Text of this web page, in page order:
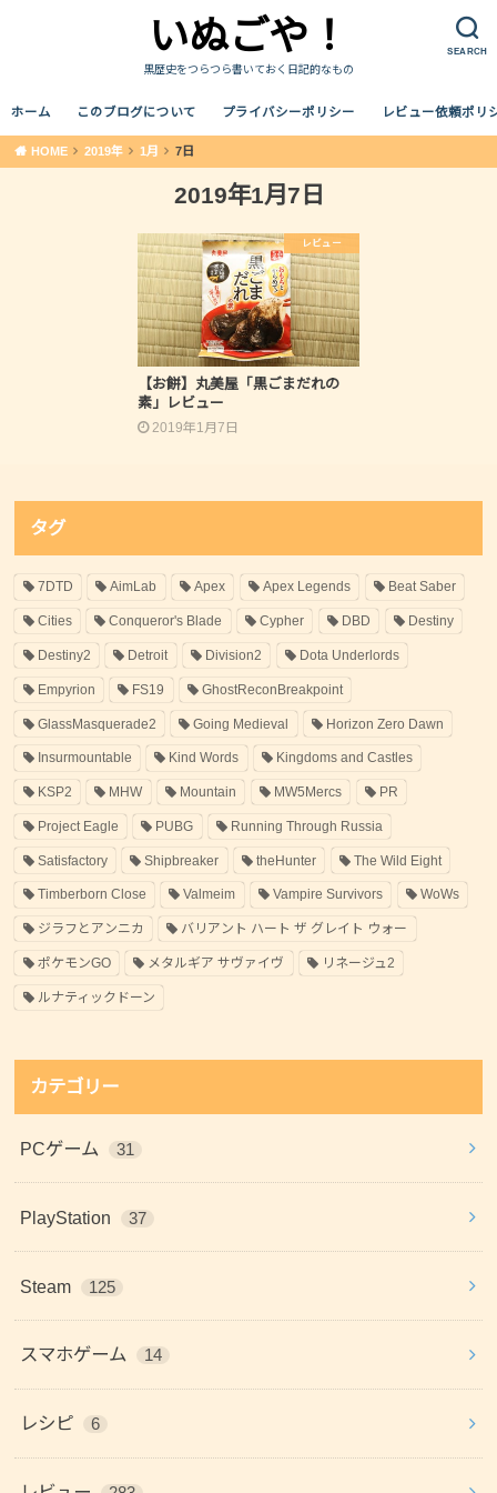
SEARCH
いぬごや！
黒歴史をつらつら書いておく日記的なもの
ホーム このブログについて プライバシーポリシー レビュー依頼ポリ
HOME 2019年 1月 7日
2019年1月7日
レビュー
【お餅】丸美屋「黒ごまだれの
素」レビュー
2019年1月7日
タグ
7DTD AimLab Apex Apex Legends Beat Saber
Cities Conqueror's Blade Cypher DBD Destiny
Destiny2 Detroit Division2 Dota Underlords
Empyrion FS19 GhostReconBreakpoint
GlassMasquerade2 Going Medieval Horizon Zero Dawn
Insurmountable Kind Words Kingdoms and Castles
KSP2 MHW Mountain MW5Mercs PR
Project Eagle PUBG Running Through Russia
Satisfactory Shipbreaker theHunter The Wild Eight
Timberborn Close Valmeim Vampire Survivors WoWs
ジラフとアンニカ バリアント ハート ザ グレイト ウォー
ポケモンGO メタルギア サヴァイヴ リネージュ2
ルナティックドーン
カテゴリー
PCゲーム 31
PlayStation 37
Steam 125
スマホゲーム 14
レシピ 6